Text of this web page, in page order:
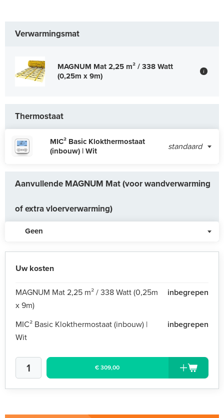
Verwarmingsmat
MAGNUM Mat 2,25 m² / 338 Watt
(0,25m x 9m)
i
Thermostaat
MIC² Basic Klokthermostaat
(inbouw) | Wit
standaard
Aanvullende MAGNUM Mat (voor wandverwarming
of extra vloerverwarming)
Geen
Uw kosten
MAGNUM Mat 2,25 m² / 338 Watt (0,25m
x 9m)
inbegrepen
MIC² Basic Klokthermostaat (inbouw) |
Wit
inbegrepen
€ 309,00